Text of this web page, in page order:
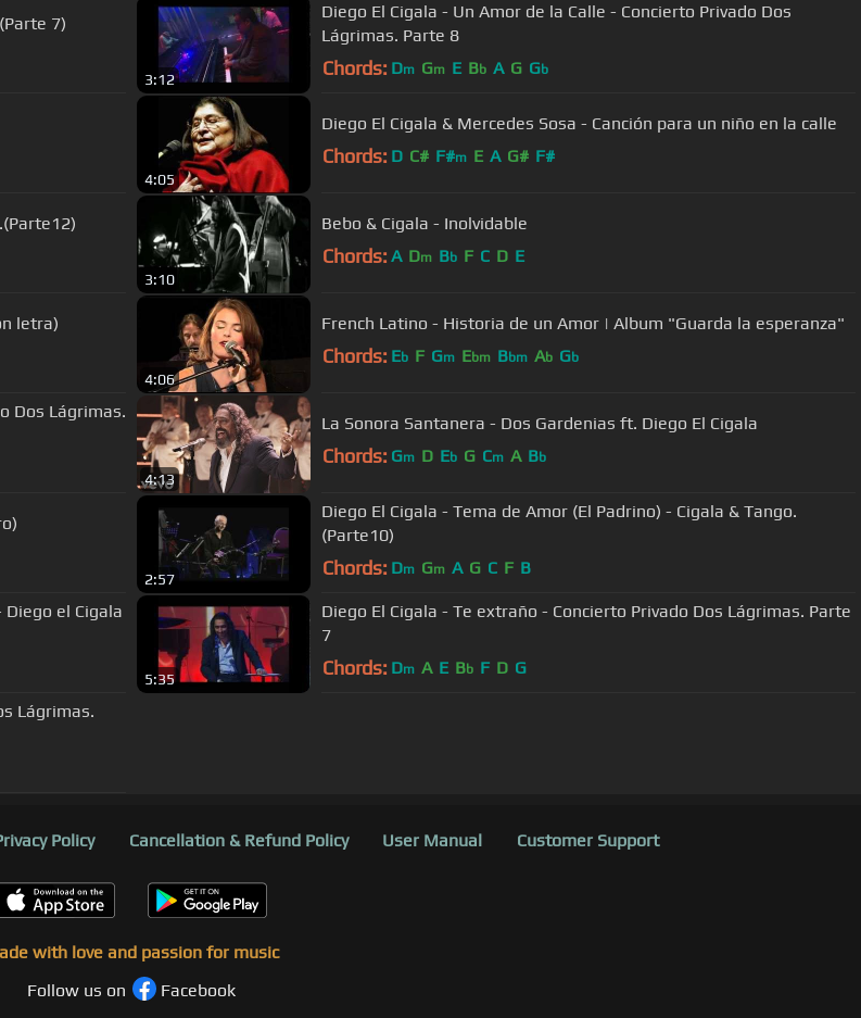
7)
3:12
Diego El Cigala - Un Amor de la Calle - Concierto Privado Dos
Lágrimas. Parte 8
Chords: Dm Gm E Bb A G Gb
4:05
Diego El Cigala & Mercedes Sosa - Canción para un niño en la calle
Chords: D C# F#m E A G# F#
3:10
Bebo & Cigala - Inolvidable
Chords: A Dm Bb F C D E
Canción de las Simples Cosas (con letra)
4:06
French Latino - Historia de un Amor | Album "Guarda la esperanza"
Chords: Eb F Gm Ebm Bbm Ab Gb
Dos Lágrimas.
4:13
La Sonora Santanera - Dos Gardenias ft. Diego El Cigala
Chords: Gm D Eb G Cm A Bb
2:57
Diego El Cigala - Tema de Amor (El Padrino) - Cigala & Tango.
(Parte10)
Chords: Dm Gm A G C F B
el Cigala
5:35
Diego El Cigala - Te extraño - Concierto Privado Dos Lágrimas. Parte
7
Chords: Dm A E Bb F D G
Lágrimas.
Policy Cancellation & Refund Policy User Manual Customer Support
with love and passion for music
Follow us on
Facebook